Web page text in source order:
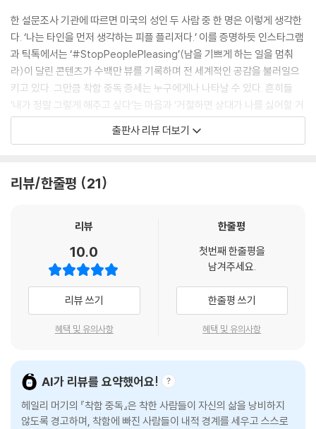
“마음속 바람을 알아차렸다면 절반은 다 된 것이다. 이제는 그 바람을 현실
로 옮겨야 할 차례다. 어떤 바람은 스스로 충족할 수 있다. 자신에게 허락만
해주면 된다. 또 어떤 바람은 대인 관계적인 성격을 띠기에 다른 이들의 참
여가 필요하다. 그럴 때는 단순히 요청하면 된다. 일단은 우리가 혼자서 다
룰 수 있는 바람에 집중해 보자. 대인 관계에서 바람을 요청하는 방법은 제
8장에서 다룰 것이다.
앞서 적은 크고 작은 바람들, 당신의 삶을 바꿀 만큼 큰 바람부터 가볍고 소
소한 것까지 모두 모아 보자. 앞으로의 과제는 이 바람들을 실현하는 것이
원하는 것을 실현하는 데 도움이 되는 ‘바람의 사다리’를 만들어 보자. 바람
이는 약간의 의지만 있으면 간단히 실현할 수 있는 것이다. 사다리의 맨 위
에는 현실적으로나 정서적으로 이루기 쉽지 않은 바람들이 자리한다.”
_제6장 ‘나는 원한다, 내게 허락된 모든 것을’ 중에서
“요청은 비교적 단순명료하다. 보통 요청에는 다섯 가지 형태가 있다. 상대
에게 새로운 행동을 시작해 달라고 하거나, 기존의 행동을 더 많이 해달라
고 하거나, 줄여 달라고 하거나, 멈춰 달라고 하거나, 다른 방식으로 해달
관없는 세부 사항까지 늘어놓고 싶은 유혹을 느낄 수 있다. 대개는 긴장감
때문이며, 자신의 요구를 정당화하기 위해 충분히 그럴 만한 이유를 제시
해야 한다는 생각 때문이다. (…) 미국의 심리학자 토머스 고든(Thomas
Gordon)이 1970년에 고안한 ‘나’ 전달법(I-Statement)은 네 가지 요
한 설문조사 기관에 따르면 미국의 성인 두 사람 중 한 명은 이렇게 생각한
다. ‘나는 타인을 먼저 생각하는 피플 플리저다.’ 이를 증명하듯 인스타그램
과 틱톡에서는 ‘#StopPeoplePleasing’(남을 기쁘게 하는 일을 멈춰
라)이 달린 콘텐츠가 수백만 뷰를 기록하며 전 세계적인 공감을 불러일으
키고 있다. 그만큼 착함 중독 증세는 누구에게나 나타날 수 있다. 흔히들
‘내가 정말 그렇게 해주고 싶다’는 마음과 ‘거절하면 상대가 나를 싫어할 거
야’라는 마음을 구분하지 못하거나 알고도 방법을 몰라 남부터 생각하는
패턴을 반복한다. 애초에 말하고 행동할 때 ‘나’를 중심에 두기조차 어려워
『착함 중독』은 바로 나도 모르게 피플 플리징을 반복하는 사람들, 알고는
1장으로 구성된 이 책은 우리의 말과 행동이 왜 타인을 향하게 되었는지 그
화, 성별 고정관념 등 피플 플리징의 근본 원인을 객관적으로 마주하는 것
만으로도 깊은 위안을 얻게 된다. 나아가 나를 숨기던 습관을 버리고 진짜
나를 드러내는 법을 구체적으로 제시하며, 착함 중독에서 먼저 벗어난 이
들의 생생한 경험담을 통해 ‘나도 변할 수 있다’는 실질적인 용기를 불어넣
선뜻 거절하지 못하는 마음은 선함이 아니다. 나부터 챙기지 못하는 이유
가 당신에게 있는 것은 더욱 아니다. 우리는 모두 얼마든지 거절할 수 있고
거절해도 괜찮다. 이 책을 통해 내 목소리에 귀 기울이는 연습을 해보라. 그
리고 당당하게 말해보라. “No!”
출판사 리뷰 더보기
리뷰/한줄평 21
리뷰
10.0
리뷰 쓰기
혜택 및 유의사항
한줄평
첫번째 한줄평을
남겨주세요.
한줄평 쓰기
혜택 및 유의사항
AI가 리뷰를 요약했어요!
헤일리 머기의 『착함 중독』은 착한 사람들이 자신의 삶을 낭비하지
않도록 경고하며, 착함에 빠진 사람들이 내적 경계를 세우고 스스로